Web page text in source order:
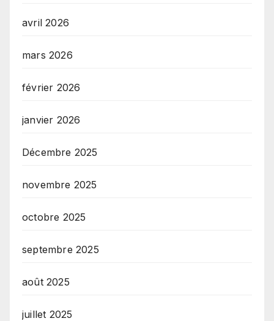
avril 2026
mars 2026
février 2026
janvier 2026
Décembre 2025
novembre 2025
octobre 2025
septembre 2025
août 2025
juillet 2025